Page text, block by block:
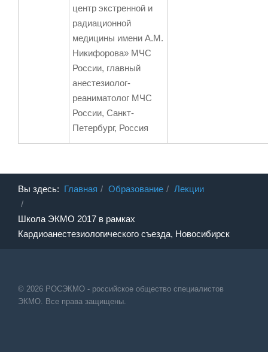
центр экстренной и
радиационной
медицины имени А.М.
Никифорова» МЧС
России, главный
анестезиолог-
реаниматолог МЧС
России, Санкт-
Петербург, Россия
Вы здесь: Главная Образование Лекции
Школа ЭКМО 2017 в рамках
Кардиоанестезиологического съезда, Новосибирск
© 2026 РОСЭКМО - российское общество специалистов
ЭКМО. Все права защищены.